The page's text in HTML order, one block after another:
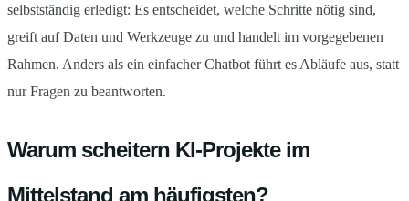
selbstständig erledigt: Es entscheidet, welche Schritte nötig sind,
greift auf Daten und Werkzeuge zu und handelt im vorgegebenen
Rahmen. Anders als ein einfacher Chatbot führt es Abläufe aus, statt
nur Fragen zu beantworten.
Warum scheitern KI-Projekte im
Mittelstand am häufigsten?